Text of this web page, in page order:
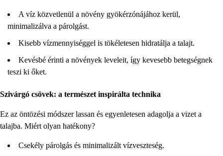
A víz közvetlenül a növény gyökérzónájához kerül,
minimalizálva a párolgást.
Kisebb vízmennyiséggel is tökéletesen hidratálja a talajt.
Kevésbé érinti a növények leveleit, így kevesebb betegségnek
teszi ki őket.
Szivárgó csövek: a természet inspirálta technika
Ez az öntözési módszer lassan és egyenletesen adagolja a vizet a
talajba. Miért olyan hatékony?
Csekély párolgás és minimalizált vízveszteség.